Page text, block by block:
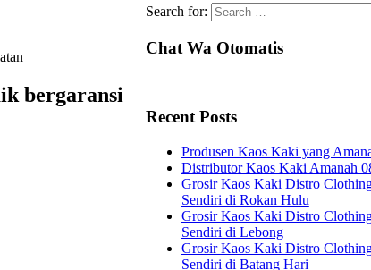
bergaransi
Search for:
Chat Wa Otomatis
Recent Posts
Produsen Kaos Kaki yang
Distributor Kaos Kaki Amanah
Grosir Kaos Kaki Distro
Sendiri di Rokan Hulu
Grosir Kaos Kaki Distro
Sendiri di Lebong
Grosir Kaos Kaki Distro
Sendiri di Batang Hari